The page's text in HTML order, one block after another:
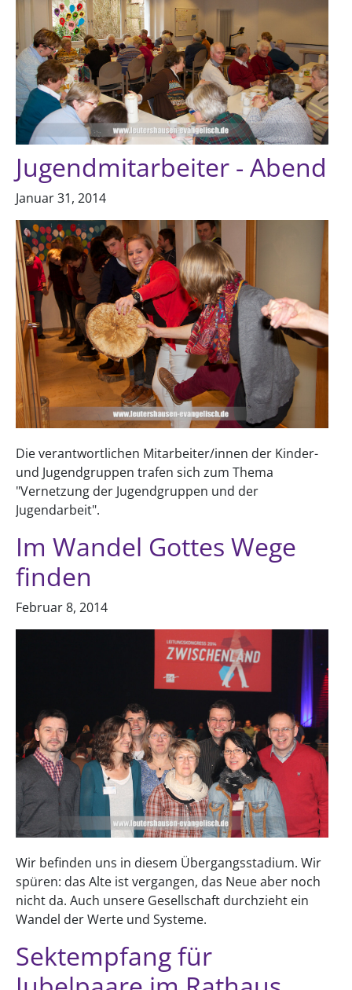
Jugendmitarbeiter - Abend
Januar 31, 2014
Die verantwortlichen Mitarbeiter/innen der Kinder-
und Jugendgruppen trafen sich zum Thema
"Vernetzung der Jugendgruppen und der
Jugendarbeit".
Im Wandel Gottes Wege
finden
Februar 8, 2014
Wir befinden uns in diesem Übergangsstadium. Wir
spüren: das Alte ist vergangen, das Neue aber noch
nicht da. Auch unsere Gesellschaft durchzieht ein
Wandel der Werte und Systeme.
Sektempfang für